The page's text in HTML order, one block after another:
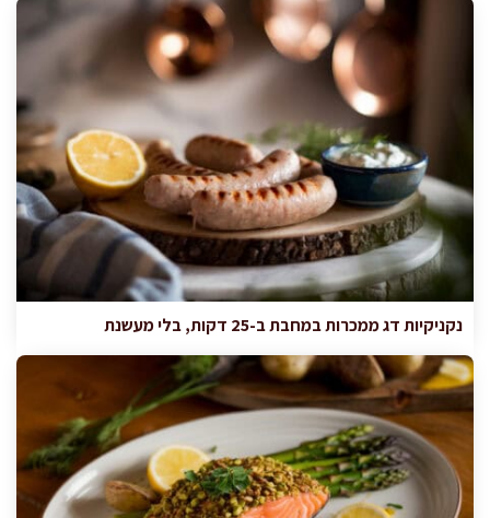
נקניקיות דג ממכרות במחבת ב-25 דקות, בלי מעשנת